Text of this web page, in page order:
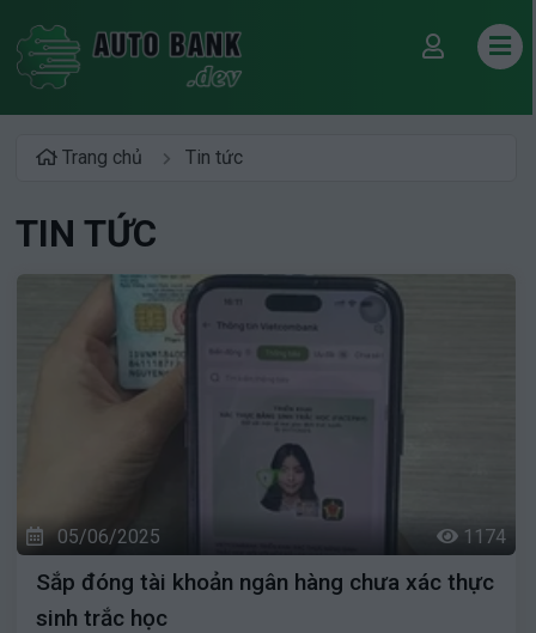
Trang chủ Tin tức
TIN TỨC
05/06/2025 1174
Sắp đóng tài khoản ngân hàng chưa xác thực
sinh trắc học